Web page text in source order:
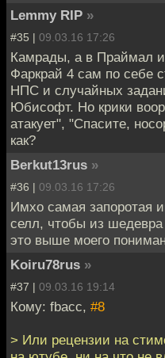
Lemmy RIP »
#35 | 09.03.16 17:26
Камрады, а в Праймал
Фаркрай 4 сам по себе
НПС и случайных
Юбисофт. Но крики
атакует", "Спасите,
как?
Berkut13rus »
#36 | 09.03.16 17:26
Имхо самая запоротая
селл, чтобы из шедевра
это выше моего
Koiru78rus »
#37 | 09.03.16 19:14
Кому: fbacc, #8
> Или рецензии на